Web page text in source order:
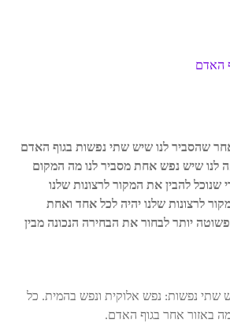
האדם
שהסביר לנו שיש שתי נפשות בגוף האדם
לנו שיש נפש אחת מסביר לנו מה המקום
שנוכל להבין את המקור לרצונות שלנו
לרצונות שלנו יהיה לכל אחד ואחת
פשוטה יותר לבחור את הבחירה הנכונה מבין
שתי נפשות: נפש אלוקית ונפש בהמית. כל
באזור אחר בגוף האדם.